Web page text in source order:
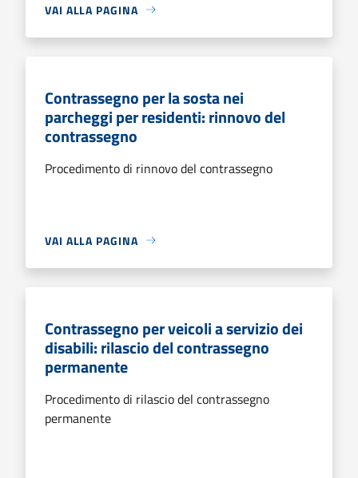
VAI ALLA PAGINA
Contrassegno per la sosta nei
parcheggi per residenti: rinnovo del
contrassegno
Procedimento di rinnovo del contrassegno
VAI ALLA PAGINA
Contrassegno per veicoli a servizio dei
disabili: rilascio del contrassegno
permanente
Procedimento di rilascio del contrassegno
permanente